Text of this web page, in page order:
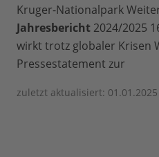
Kruger-Nationalpark
Jahresbericht 2024/2025
wirkt trotz globaler Krisen
Pressestatement zur
zuletzt aktualisiert: 01.01.2025